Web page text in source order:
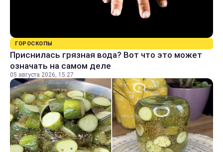
ГОРОСКОПЫ
Приснилась грязная вода? Вот что это может
означать на самом деле
05 августа 2026, 15:27